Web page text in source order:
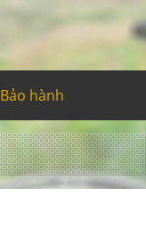
Bảo hành